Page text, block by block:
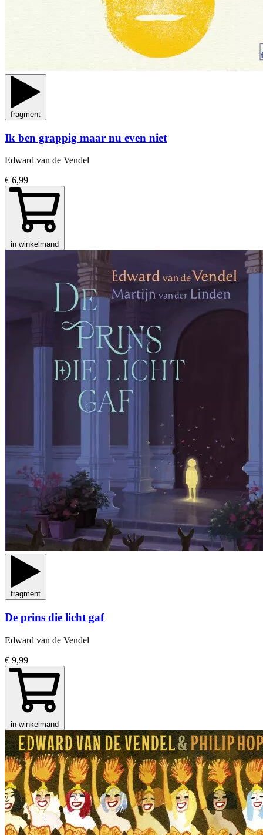
fragment
Ik ben grappig maar nu even niet
Edward van de Vendel
€ 6,99
in winkelmand
fragment
De prins die licht gaf
Edward van de Vendel
€ 9,99
in winkelmand